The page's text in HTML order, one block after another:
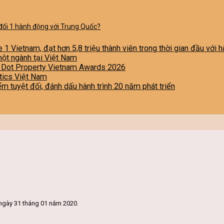
1 hành động với Trung Quốc?
Vietnam, đạt hơn 5,8 triệu thành viên trong thời gian đầu với
ngành tại Việt Nam
Property Vietnam Awards 2026
Việt Nam
tuyệt đối, đánh dấu hành trình 20 năm phát triển
31 tháng 01 năm 2020.